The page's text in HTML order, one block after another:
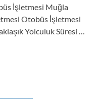
İşletmesi Muğla
Otobüs İşletmesi
Yolculuk Süresi …